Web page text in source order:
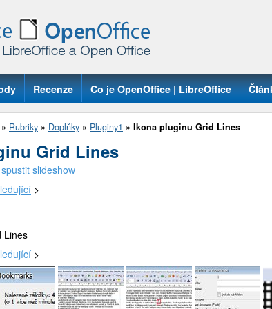
Recenze Co je OpenOffice | LibreOffice
» Rubriky » Doplňky » Pluginy1 » Ikona pluginu Grid Lines
Grid Lines
spustit slideshow
>
Lines
>